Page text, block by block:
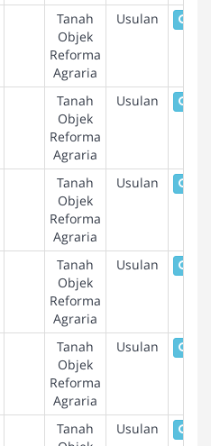
Tanah
Objek
Reforma
Agraria
Usulan
Tanah
Objek
Reforma
Agraria
Usulan
Tanah
Objek
Reforma
Agraria
Usulan
Tanah
Objek
Reforma
Agraria
Usulan
Tanah
Objek
Reforma
Agraria
Usulan
Tanah
Usulan